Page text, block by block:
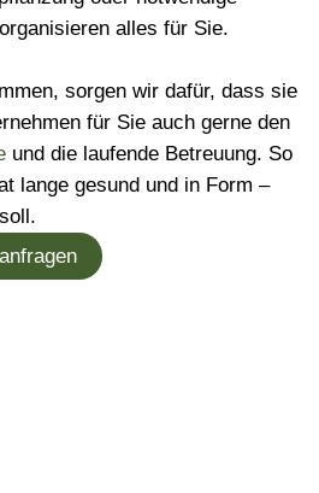
alles für Sie.
sorgen wir dafür, dass sie
für Sie auch gerne den
und die laufende Betreuung. So
lange gesund und in Form –